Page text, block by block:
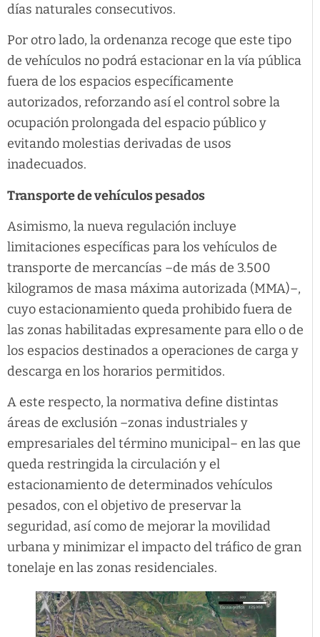
días naturales consecutivos.
Por otro lado, la ordenanza recoge que este tipo
de vehículos no podrá estacionar en la vía pública
fuera de los espacios específicamente
autorizados, reforzando así el control sobre la
ocupación prolongada del espacio público y
evitando molestias derivadas de usos
inadecuados.
Transporte de vehículos pesados
Asimismo, la nueva regulación incluye
limitaciones específicas para los vehículos de
transporte de mercancías –de más de 3.500
kilogramos de masa máxima autorizada (MMA)–,
cuyo estacionamiento queda prohibido fuera de
las zonas habilitadas expresamente para ello o de
los espacios destinados a operaciones de carga y
descarga en los horarios permitidos.
A este respecto, la normativa define distintas
áreas de exclusión –zonas industriales y
empresariales del término municipal– en las que
queda restringida la circulación y el
estacionamiento de determinados vehículos
pesados, con el objetivo de preservar la
seguridad, así como de mejorar la movilidad
urbana y minimizar el impacto del tráfico de gran
tonelaje en las zonas residenciales.